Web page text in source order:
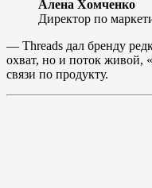
Алена Хомченко
Директор по
— Threads дал бренду
охват, но и поток живой,
связи по продукту.